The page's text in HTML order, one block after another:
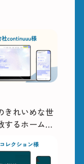
きれいめな世
するホームペ